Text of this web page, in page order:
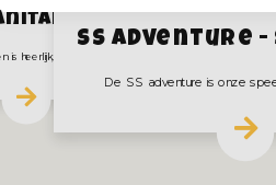
SS Adventure
De SS adventure is onze
heerlijk, maar dan natuurlijk wel...